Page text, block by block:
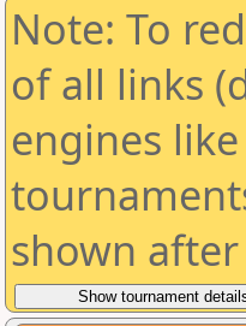
Note: To
of all links
engines
shown